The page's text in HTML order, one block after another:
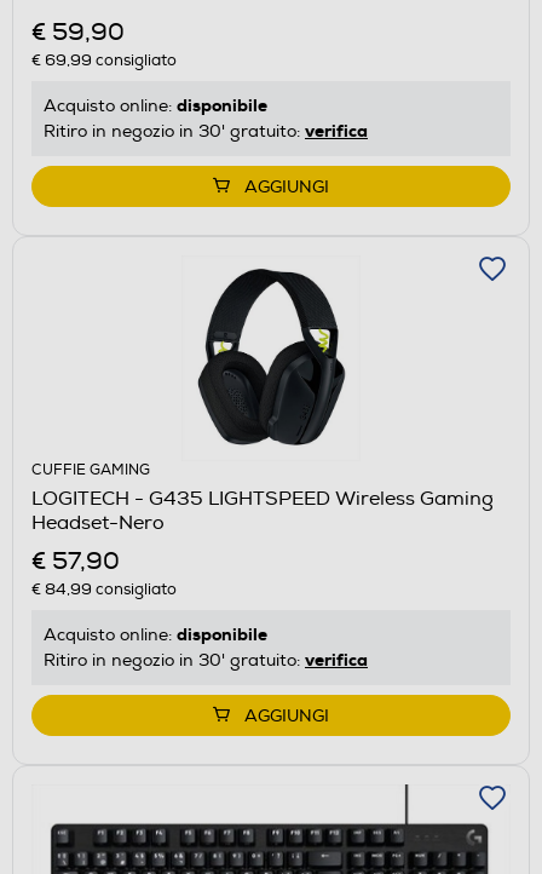
€ 59,90
€ 69,99 consigliato
Acquisto online: disponibile
Ritiro in negozio in 30' gratuito: verifica
AGGIUNGI
CUFFIE GAMING
LOGITECH - G435 LIGHTSPEED Wireless Gaming
Headset-Nero
€ 57,90
€ 84,99 consigliato
Acquisto online: disponibile
Ritiro in negozio in 30' gratuito: verifica
AGGIUNGI